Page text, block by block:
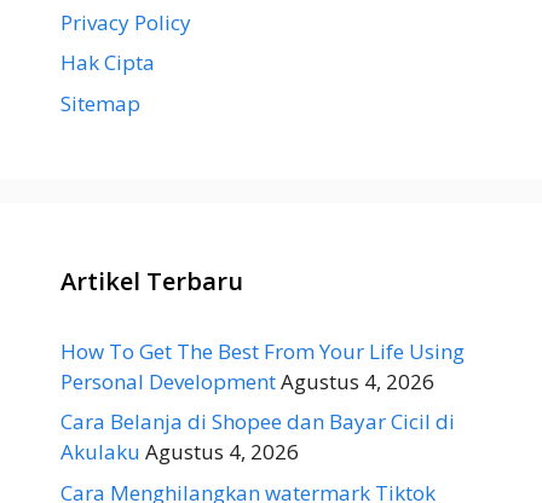
Privacy Policy
Hak Cipta
Sitemap
Artikel Terbaru
How To Get The Best From Your Life Using
Personal DevelopmentAgustus 4, 2026
Cara Belanja di Shopee dan Bayar Cicil di
Akulaku Agustus 4, 2026
Cara Menghilangkan watermark Tiktok